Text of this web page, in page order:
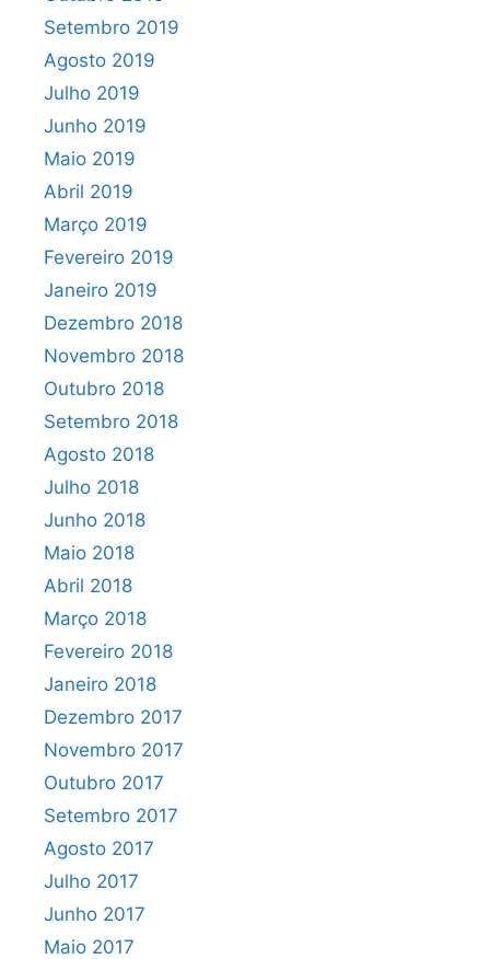
Setembro 2019
Agosto 2019
Julho 2019
Junho 2019
Maio 2019
Abril 2019
Março 2019
Fevereiro 2019
Janeiro 2019
Dezembro 2018
Novembro 2018
Outubro 2018
Setembro 2018
Agosto 2018
Julho 2018
Junho 2018
Maio 2018
Abril 2018
Março 2018
Fevereiro 2018
Janeiro 2018
Dezembro 2017
Novembro 2017
Outubro 2017
Setembro 2017
Agosto 2017
Julho 2017
Junho 2017
Maio 2017